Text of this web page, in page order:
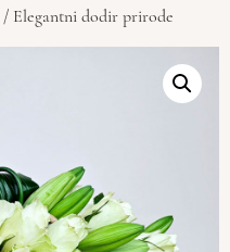
/ Elegantni dodir prirode